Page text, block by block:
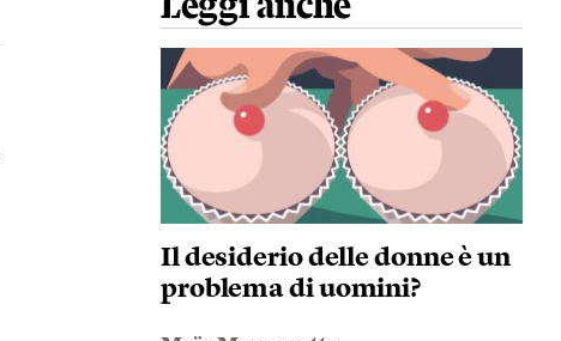
Il desiderio delle donne è un
problema di uomini?